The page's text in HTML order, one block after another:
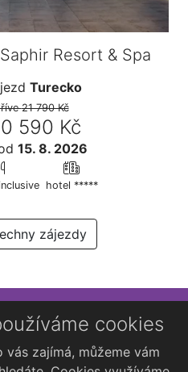
Resort & Spa
Turecko
21 790 Kč
590 Kč
15. 8. 2026
hotel *****
zájezdy
o Kutné Hoře?
cookies
zajímá, můžeme vám